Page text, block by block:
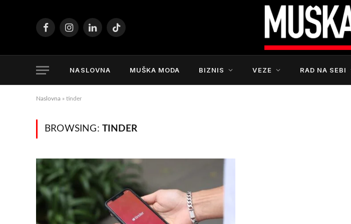
FacebookInstagramLinkedInTikTok
NASLOVNA MUŠKA MODA BIZNIS VEZE RAD NA SEBI
Naslovna » tinder
BROWSING: TINDER